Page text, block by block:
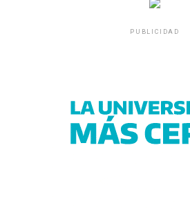
PUBLICIDAD